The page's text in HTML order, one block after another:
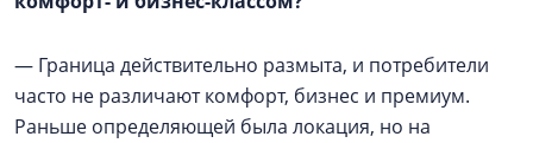
— Граница действительно размыта, и потребители
часто не различают комфорт, бизнес и премиум.
Раньше определяющей была локация, но на